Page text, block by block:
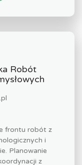
Robót
frontu robót z
i
Planowanie
z